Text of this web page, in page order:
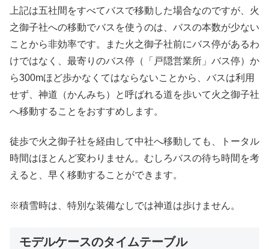
上記は五社間をすべてバスで移動した場合なのですが、火
之御子社への移動でバスを使うのは、バスの本数が少ない
ことから非効率です。また火之御子社前にバス停があるわ
けではなく、最寄りのバス停（「戸隠営業所」バス停）か
ら300mほど歩かなくてはならないことから、バスは利用
せず、神道（かんみち）と呼ばれる道を歩いて火之御子社
へ移動することをおすすめします。
徒歩で火之御子社を経由して中社へ移動しても、トータル
時間はほとんど変わりません。むしろバスの待ち時間を考
えると、早く移動することができます。
※積雪時は、特別な装備なしでは神道は歩けません。
モデルケースのタイムテーブル